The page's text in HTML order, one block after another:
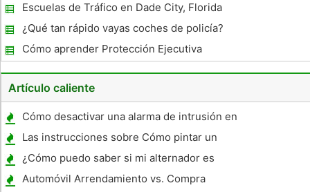
Escuelas de Tráfico en Dade City, Florida
¿Qué tan rápido vayas coches de policía?
Cómo aprender Protección Ejecutiva
habilidades de conducción
Artículo caliente
Cómo desactivar una alarma de intrusión en
un Mondeo
Las instrucciones sobre Cómo pintar un
coche de parachoques
¿Cómo puedo saber si mi alternador es
malo?
Automóvil Arrendamiento vs. Compra